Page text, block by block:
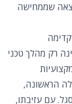
שממחישה
רק מהלך טכני
הראשונה,
עם עזיבתו,